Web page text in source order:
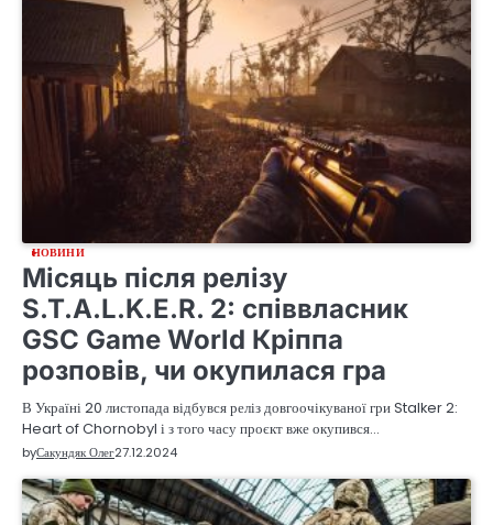
НОВИНИ
Місяць після релізу
S.T.A.L.K.E.R. 2: співвласник
GSC Game World Кріппа
розповів, чи окупилася гра
В Україні 20 листопада відбувся реліз довгоочікуваної гри Stalker 2:
Heart of Chornobyl і з того часу проєкт вже окупився…
byСакундяк Олег27.12.2024